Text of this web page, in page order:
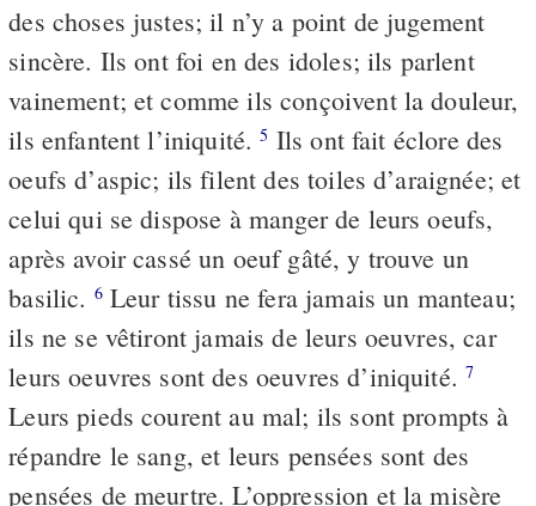
des choses justes; il n’y a point de jugement
sincère. Ils ont foi en des idoles; ils parlent
vainement; et comme ils conçoivent la douleur,
ils enfantent l’iniquité.5 Ils ont fait éclore des
oeufs d’aspic; ils filent des toiles d’araignée; et
celui qui se dispose à manger de leurs oeufs,
après avoir cassé un oeuf gâté, y trouve un
basilic. 6Leur tissu ne fera jamais un manteau;
ils ne se vêtiront jamais de leurs oeuvres, car
leurs oeuvres sont des oeuvres d’iniquité.7
Leurs pieds courent au mal; ils sont prompts à
répandre le sang, et leurs pensées sont des
pensées de meurtre. L’oppression et la misère